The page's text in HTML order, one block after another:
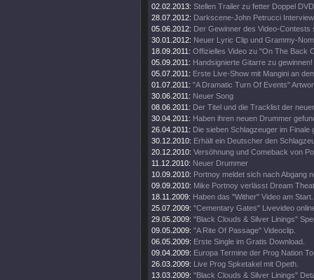
02.02.2013: Stellen Trailer zu fetter Doppel
28.07.2012: Darkscene-John Petrucci
05.06.2012: Der Gewinner des Video-Contests
30.01.2012: Neuer Lyric Clip und Grammy-
18.09.2011: Offizielles Video zu "On The Back
05.09.2011: Handsignierte Gitarre zu gewinnen!
05.07.2011: Erste Live-Show mit Mangini an
01.07.2011: "A Dramatic Turn Of Events"
30.06.2011: Neuer Song
08.06.2011: Der Titel und die Tracklist der
30.04.2011: Haben ihren neuen Drummer
26.04.2011: Die sieben Schlagzeuger im Finale
30.12.2010: Erhält ein Deutscher den
20.12.2010: Versöhnung und Comeback von
11.12.2010: Neuer Drummer
10.09.2010: Portnoy meldet sich nach Abgang
09.09.2010: Mike Portnoy verlässt Dream
18.11.2009: Haben das "Wither" Video am Start.
25.07.2009: "Cementary Gates" Livevideo
29.05.2009: "Black Clouds & Silver Linings"
09.05.2009: "A Rite Of Passage" Videoclip.
06.05.2009: Erste Single im Gratis Download.
09.04.2009: Europa Termine der Prog Nation
26.03.2009: Live Prog Spketakel mit Opeth.
13.03.2009: "Black Clouds & Silver Linings"